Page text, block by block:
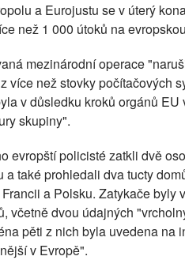
a Eurojustu se v úterý
než 1 000 útoků na
mezinárodní operace
více než stovky počítačových
v důsledku kroků orgánů
skupiny".
evropští policisté zatkli dvě
a také prohledali dva tucty
a Polsku. Zatykače byly
včetně dvou údajných
pěti z nich byla uvedena na
v Evropě".